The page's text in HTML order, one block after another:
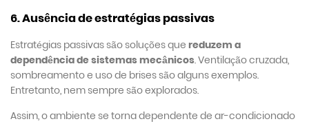
6. Ausência de estratégias passivas
Estratégias passivas são soluções que reduzem a
dependência de sistemas mecânicos. Ventilação cruzada,
sombreamento e uso de brises são alguns exemplos.
Entretanto, nem sempre são explorados.
Assim, o ambiente se torna dependente de ar-condicionado